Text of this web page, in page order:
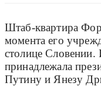
Штаб-квартира
момента его
столице Словении.
принадлежала
Путину и Янезу